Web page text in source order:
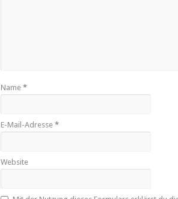
Name *
E-Mail-Adresse *
Website